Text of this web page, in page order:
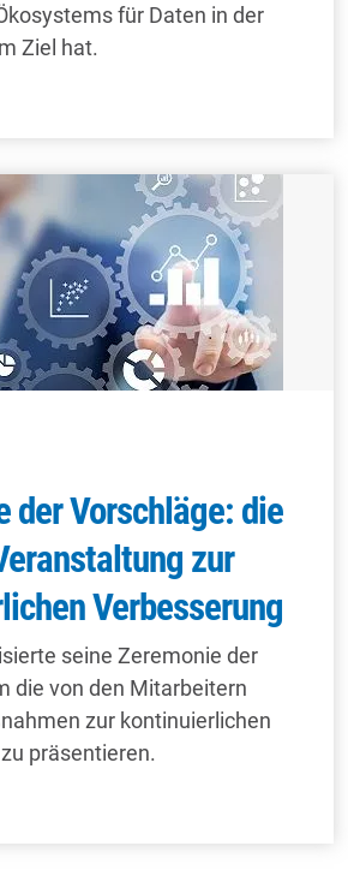
für Daten in der
Ziel hat.
der Vorschläge: die
zur
Verbesserung
seine Zeremonie der
die von den Mitarbeitern
zur kontinuierlichen
präsentieren.